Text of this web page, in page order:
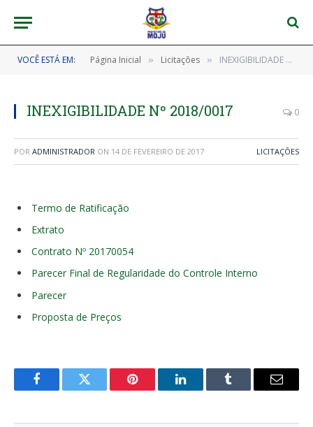
VOCÊ ESTÁ EM: Página Inicial » Licitações » INEXIGIBILIDADE Nº 2018/0017
INEXIGIBILIDADE Nº 2018/0017 0
POR ADMINISTRADOR ON 14 DE FEVEREIRO DE 2017 LICITAÇÕES
Termo de Ratificação
Extrato
Contrato Nº 20170054
Parecer Final de Regularidade do Controle Interno
Parecer
Proposta de Preços
FacebookTwitter Pinterest LinkedInTumblr
E-